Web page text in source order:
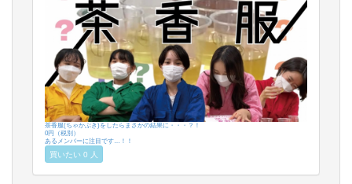
茶香服(ちゃかぶき)をしたらまさかの結果に・・・？！
0円（税別）
あるメンバーに注目です…！！
買いたい 0 人